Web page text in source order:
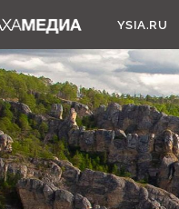
YSIA.RU